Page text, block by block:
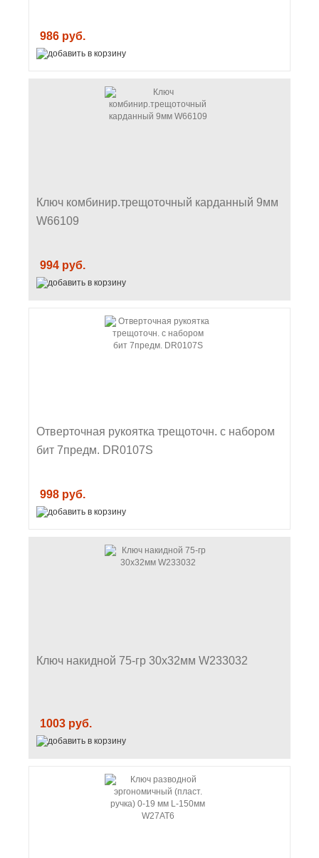
986 руб.
Ключ комбинир.трещоточный карданный 9мм
W66109
994 руб.
Отверточная рукоятка трещоточн. с набором
бит 7предм. DR0107S
998 руб.
Ключ накидной 75-гр 30х32мм W233032
1003 руб.